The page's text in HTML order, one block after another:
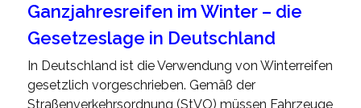
Ganzjahresreifen im Winter – die
Gesetzeslage in Deutschland
In Deutschland ist die Verwendung von Winterreifen
gesetzlich vorgeschrieben. Gemäß der
Straßenverkehrsordnung (StVO) müssen Fahrzeuge